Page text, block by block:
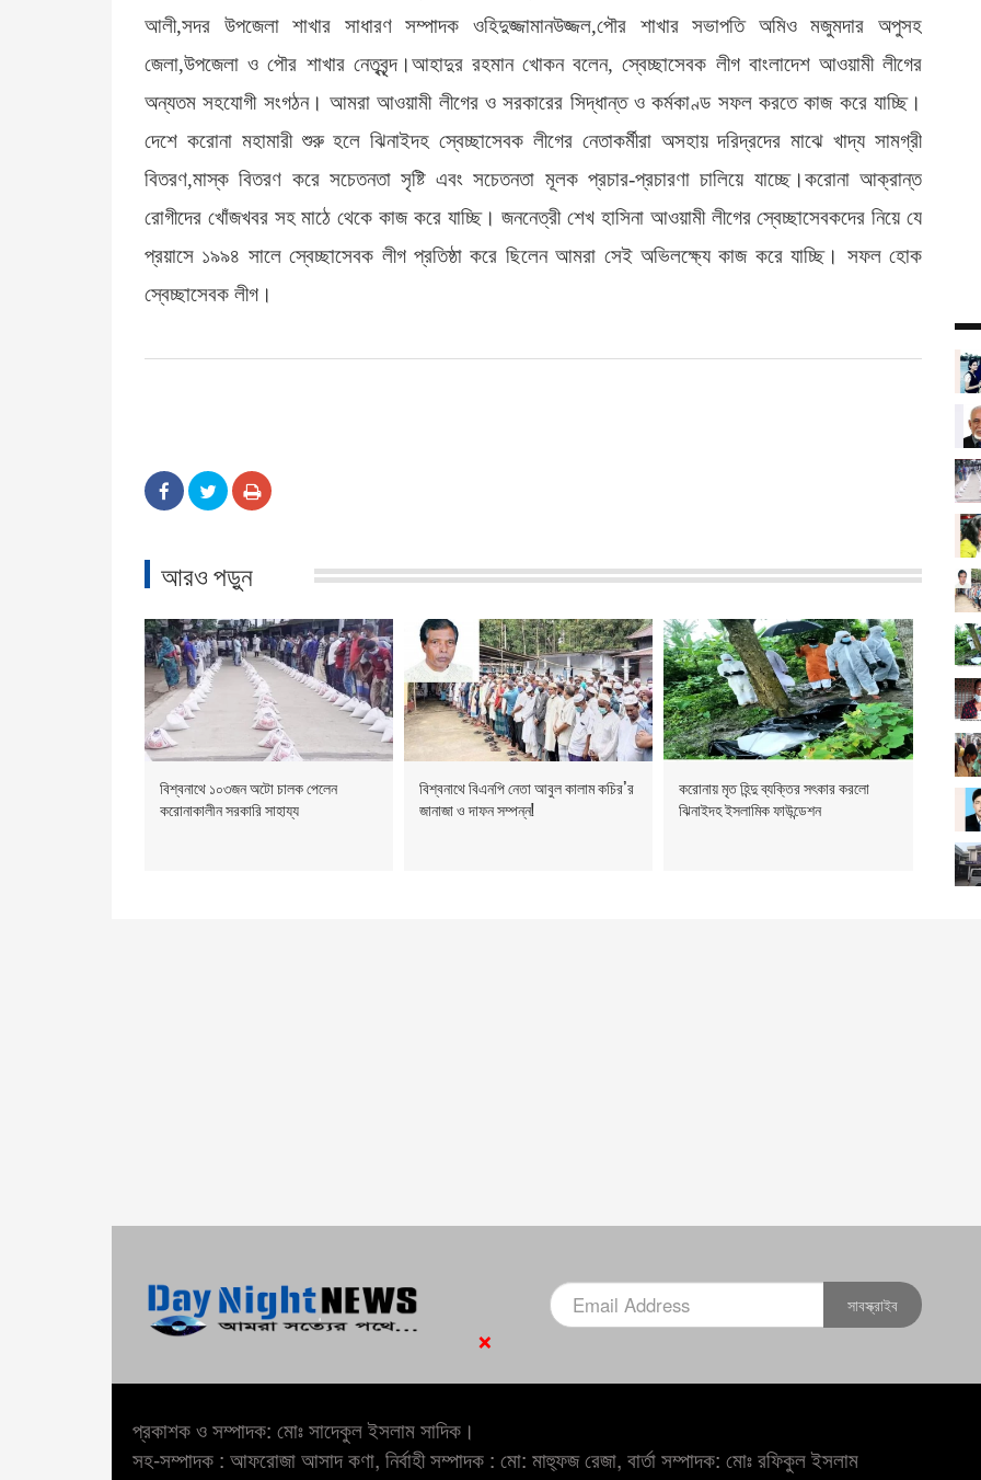
আলী,সদর উপজেলা শাখার সাধারণ সম্পাদক ওহিদুজ্জামানউজ্জল,পৌর শাখার সভাপতি অমিও মজুমদার অপুসহ
জেলা,উপজেলা ও পৌর শাখার নেতৃবৃন্দ।আহাদুর রহমান খোকন বলেন, স্বেচ্ছাসেবক লীগ বাংলাদেশ আওয়ামী লীগের
অন্যতম সহযোগী সংগঠন। আমরা আওয়ামী লীগের ও সরকারের সিদ্ধান্ত ও কর্মকাণ্ড সফল করতে কাজ করে যাচ্ছি।
দেশে করোনা মহামারী শুরু হলে ঝিনাইদহ স্বেচ্ছাসেবক লীগের নেতাকর্মীরা অসহায় দরিদ্রদের মাঝে খাদ্য সামগ্রী
বিতরণ,মাস্ক বিতরণ করে সচেতনতা সৃষ্টি এবং সচেতনতা মূলক প্রচার-প্রচারণা চালিয়ে যাচ্ছে।করোনা আক্রান্ত
রোগীদের খোঁজখবর সহ মাঠে থেকে কাজ করে যাচ্ছি। জননেত্রী শেখ হাসিনা আওয়ামী লীগের স্বেচ্ছাসেবকদের নিয়ে যে
প্রয়াসে ১৯৯৪ সালে স্বেচ্ছাসেবক লীগ প্রতিষ্ঠা করে ছিলেন আমরা সেই অভিলক্ষ্যে কাজ করে যাচ্ছি। সফল হোক
স্বেচ্ছাসেবক লীগ।
আরও পড়ুন
বিশ্বনাথে ১০৩জন অটো চালক পেলেন
করোনাকালীন সরকারি সাহায্য
বিশ্বনাথে বিএনপি নেতা আবুল কালাম কচির’র
জানাজা ও দাফন সম্পন্ন!
করোনায় মৃত হিন্দু ব্যক্তির সৎকার করলো
ঝিনাইদহ ইসলামিক ফাউন্ডেশন
×
সাবস্ক্রাইব
প্রকাশক ও সম্পাদক: মোঃ সাদেকুল ইসলাম সাদিক।
সহ-সম্পাদক : আফরোজা আসাদ কণা, নির্বাহী সম্পাদক : মো: মাহ্ফুজ রেজা, বার্তা সম্পাদক: মোঃ রফিকুল ইসলাম